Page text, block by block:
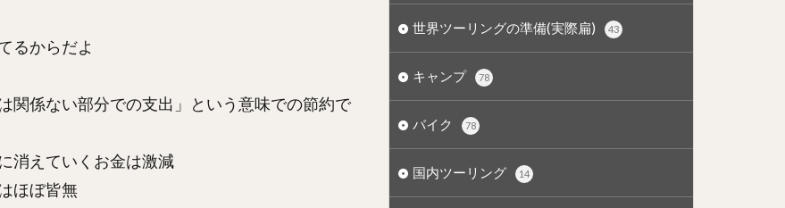
るからだよ
関係ない部分での支出」という意味での節約で
消えていくお金は激減
ほぼ皆無
世界ツーリングの準備(実際扁) 43
キャンプ 78
バイク 78
国内ツーリング 14